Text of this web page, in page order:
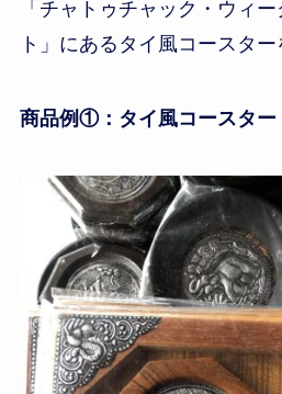
「チャトゥチャック・ウィ
ト」にあるタイ風コースター
商品例①：タイ風コースター